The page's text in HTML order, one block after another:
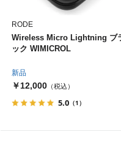
新品
RODE
Wireless Micro Lightning ブ
ック WIMICROL
￥12,000 （税込）
5.0 （1）